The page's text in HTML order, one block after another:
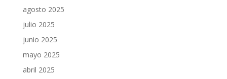
agosto 2025
julio 2025
junio 2025
mayo 2025
abril 2025